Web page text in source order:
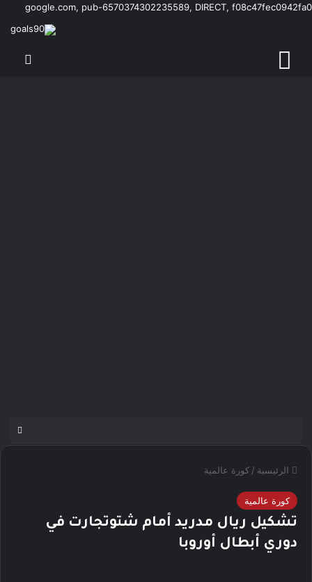
google.com, pub-6570374302235589, DIRECT, f08c47fec0942fa0
الرئيسية / كورة عالمية
كورة عالمية
تشكيل ريال مدريد أمام شتوتجارت في
دوري أبطال أوروبا